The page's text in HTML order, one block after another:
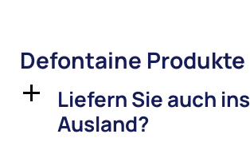
Defontaine Produkte
a
Liefern Sie auch ins
Ausland?